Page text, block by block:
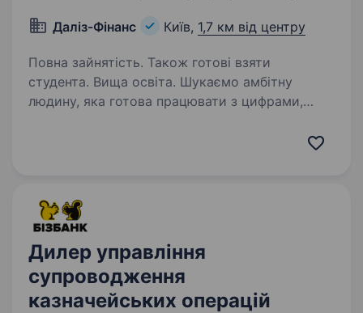
Даліз-Фінанс Київ, 1,7 км від центру
Повна зайнятість. Також готові взяти
студента. Вища освіта. Шукаємо амбітну
людину, яка готова працювати з цифрами,
та клієнтськими…
Дилер управління
супроводження
казначейських операцій